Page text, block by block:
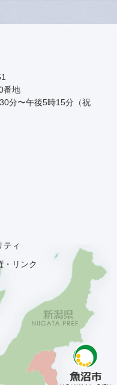
番地
分〜午後5時15分（祝
ティ
・リンク